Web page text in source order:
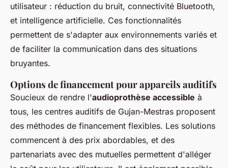
utilisateur : réduction du bruit, connectivité Bluetooth,
et intelligence artificielle. Ces fonctionnalités
permettent de s'adapter aux environnements variés et
de faciliter la communication dans des situations
bruyantes.
Options de financement pour appareils auditifs
Soucieux de rendre l'audioprothèse accessible à
tous, les centres auditifs de Gujan-Mestras proposent
des méthodes de financement flexibles. Les solutions
commencent à des prix abordables, et des
partenariats avec des mutuelles permettent d'alléger